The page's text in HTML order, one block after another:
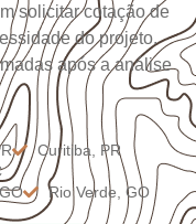
solicitar cotação de
do projeto.
após a análise
Curitiba, PR
Rio Verde, GO